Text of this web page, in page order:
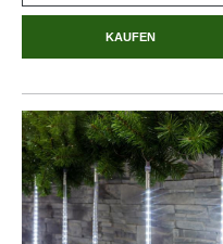
KAUFEN